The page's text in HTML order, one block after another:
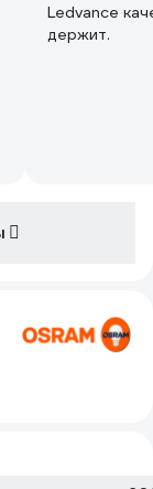
Ledvance
держит.